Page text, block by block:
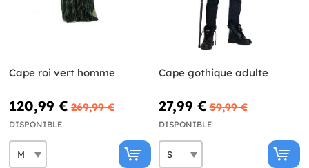
Cape roi vert homme
120,99 € 269,99 €
DISPONIBLE
Cape gothique adulte
27,99 € 59,99 €
DISPONIBLE